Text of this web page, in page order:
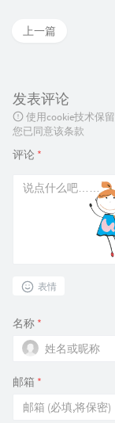
上一篇
发表评论
使用cookie技术保
您已同意该条款
评论 *
表情
名称 *
邮箱 *